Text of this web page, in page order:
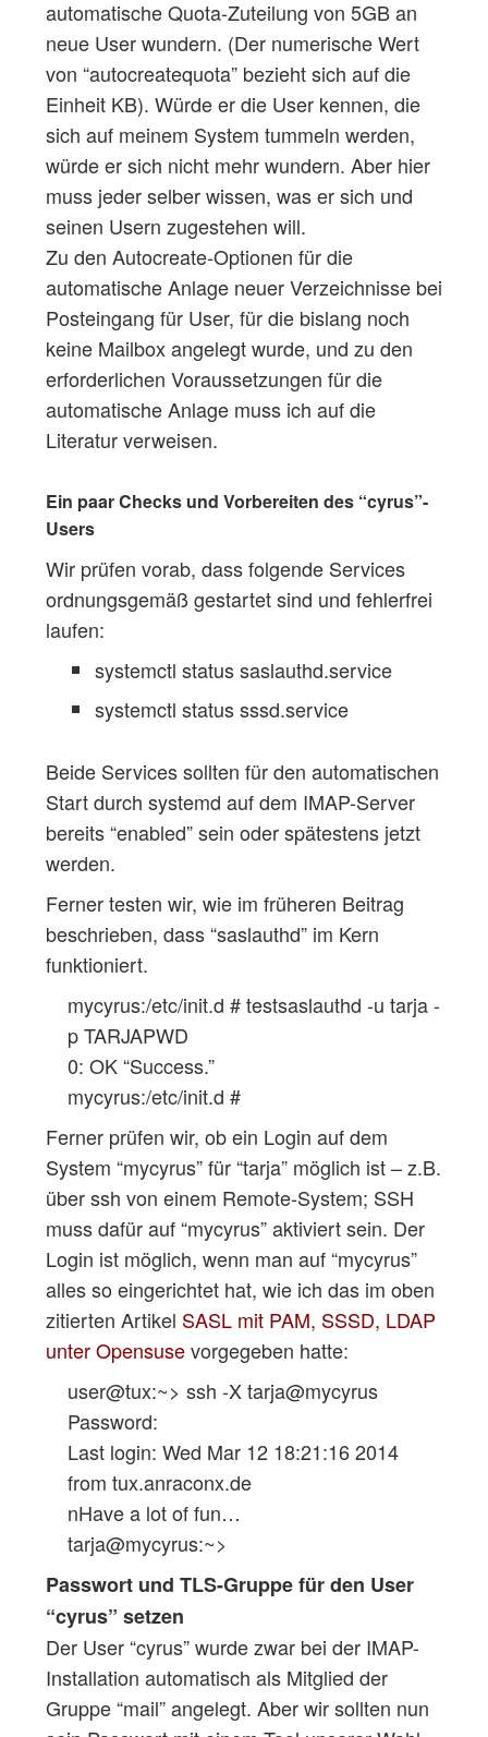
automatische Quota-Zuteilung von 5GB an
neue User wundern. (Der numerische Wert
von “autocreatequota” bezieht sich auf die
Einheit KB). Würde er die User kennen, die
sich auf meinem System tummeln werden,
würde er sich nicht mehr wundern. Aber hier
muss jeder selber wissen, was er sich und
seinen Usern zugestehen will.
Zu den Autocreate-Optionen für die
automatische Anlage neuer Verzeichnisse bei
Posteingang für User, für die bislang noch
keine Mailbox angelegt wurde, und zu den
erforderlichen Voraussetzungen für die
automatische Anlage muss ich auf die
Literatur verweisen.
Ein paar Checks und Vorbereiten des “cyrus”-
Users
Wir prüfen vorab, dass folgende Services
ordnungsgemäß gestartet sind und fehlerfrei
laufen:
systemctl status saslauthd.service
systemctl status sssd.service
Beide Services sollten für den automatischen
Start durch systemd auf dem IMAP-Server
bereits “enabled” sein oder spätestens jetzt
werden.
Ferner testen wir, wie im früheren Beitrag
beschrieben, dass “saslauthd” im Kern
funktioniert.
mycyrus:/etc/init.d # testsaslauthd -u tarja -
p TARJAPWD
0: OK “Success.”
mycyrus:/etc/init.d #
Ferner prüfen wir, ob ein Login auf dem
System “mycyrus” für “tarja” möglich ist – z.B.
über ssh von einem Remote-System; SSH
muss dafür auf “mycyrus” aktiviert sein. Der
Login ist möglich, wenn man auf “mycyrus”
alles so eingerichtet hat, wie ich das im oben
zitierten Artikel SASL mit PAM, SSSD, LDAP
unter Opensusevorgegeben hatte:
user@tux:~> ssh -X tarja@mycyrus
Password:
Last login: Wed Mar 12 18:21:16 2014
from tux.anraconx.de
nHave a lot of fun…
tarja@mycyrus:~>
Passwort und TLS-Gruppe für den User
“cyrus” setzen
Der User “cyrus” wurde zwar bei der IMAP-
Installation automatisch als Mitglied der
Gruppe “mail” angelegt. Aber wir sollten nun